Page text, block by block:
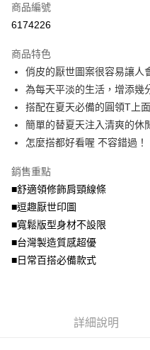
【大哥付你分期使用說明】
1.本服務由台灣大哥大提供，台灣
流程，驗證手機門號後，選擇欲分
成交易。
3.實際核准額度、可分期數及費用
4.訂單成立30分鐘內，如未前往確
法說明評估內容。
【繳款方式說明】
1.分期款項不併入電信帳單，「大
醒簡訊。
帳／街口支付／iPASS MONEY」等
【注意事項】
1.本服務係由「台灣大哥大股份有
用戶於交易時，得透過本服務購買
買賣價金債權讓與本公司後，依約
資料（包含姓名、電話或地址）提
AFTEE先享後付
【關於「AFTEE先享後付」】
AFTEE先享後付是「在收到商品
便利好安心！
１．簡單：不需註冊會員、不需綁
２．便利：只要手機號碼，簡訊認
３．安心：先確認商品／服務後，
【「AFTEE先享後付」結帳流程】
結帳頁面，進行簡訊認證並確認金
３．收到繳費通知簡訊後14天內，
ATM／網路銀行／等多元方式進行
※ 請注意：結帳手續完成當下不需
購買商品的店家。未經商家同意取
後付繳納相關費用。
※ 交易是否成功請以「AFTEE先享
１．透過由恩沛科技股份有限公司
ATM付款
全家取貨付款
每筆NT$70，滿NT$699(含以上
付款後全家取貨
每筆NT$70，滿NT$699(含以上
7-11取貨付款
每筆NT$70，滿NT$799(含以上
付款後7-11取貨
每筆NT$100，滿NT$1,000(含
商品編號
6174226
商品特色
俏皮的厭世圖案很容易讓人
為每天平淡的生活，增添幾
搭配在夏天必備的圓領T上面
簡單的替夏天注入清爽的休
怎麼搭都好看喔 不容錯過！
銷售重點
■舒適領修飾肩頸線條
■逗趣厭世印圖
■寬鬆版型身材不設限
■台灣製造質感超優
■日常百搭必備款式
詳細說明